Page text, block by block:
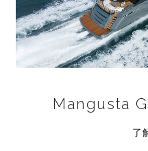
Mangusta
了